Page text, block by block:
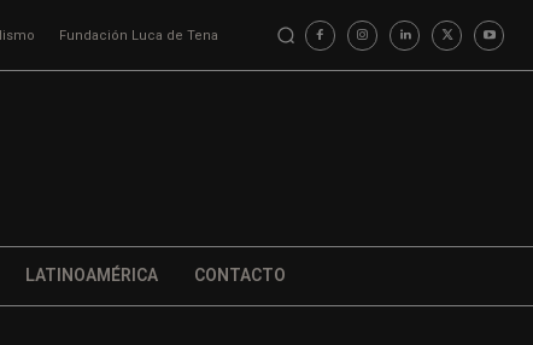
Fundación Luca de Tena
LATINOAMÉRICA CONTACTO